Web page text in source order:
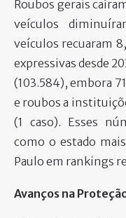
Roubos gerais
veículos
veículos recuaram
expressivas desde
(103.584), embora
e roubos a
(1 caso). Esses
como o estado
Paulo em rankings
Avanços na